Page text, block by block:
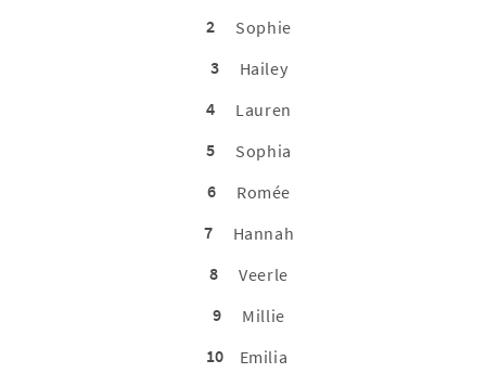
2
Sophie
3
Hailey
4
Lauren
5
Sophia
6
Romée
7
Hannah
8
Veerle
9
Millie
10
Emilia